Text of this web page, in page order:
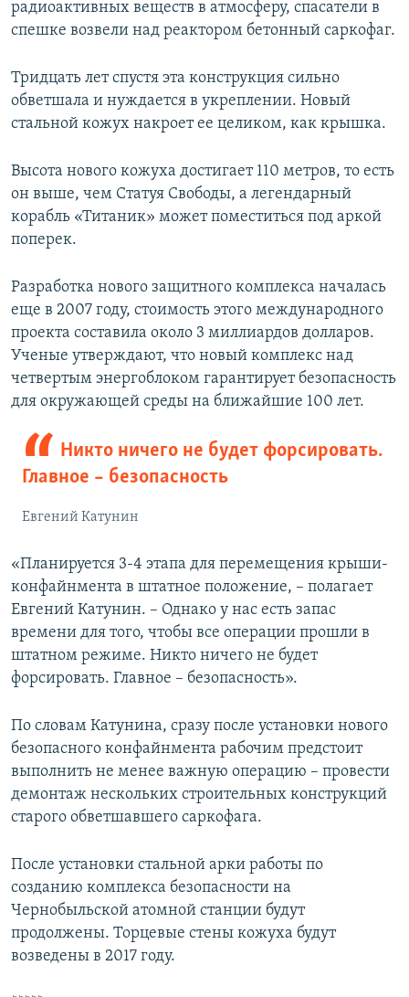
радиоактивных веществ в атмосферу, спасатели в
спешке возвели над реактором бетонный саркофаг.
Тридцать лет спустя эта конструкция сильно
обветшала и нуждается в укреплении. Новый
стальной кожух накроет ее целиком, как крышка.
Высота нового кожуха достигает 110 метров, то есть
он выше, чем Статуя Свободы, а легендарный
корабль «Титаник» может поместиться под аркой
поперек.
Разработка нового защитного комплекса началась
еще в 2007 году, стоимость этого международного
проекта составила около 3 миллиардов долларов.
Ученые утверждают, что новый комплекс над
четвертым энергоблоком гарантирует безопасность
для окружающей среды на ближайшие 100 лет.
Никто ничего не будет форсировать.
Главное – безопасность
Евгений Катунин
«Планируется 3-4 этапа для перемещения крыши-
конфайнмента в штатное положение, – полагает
Евгений Катунин. – Однако у нас есть запас
времени для того, чтобы все операции прошли в
штатном режиме. Никто ничего не будет
форсировать. Главное – безопасность».
По словам Катунина, сразу после установки нового
безопасного конфайнмента рабочим предстоит
выполнить не менее важную операцию – провести
демонтаж нескольких строительных конструкций
старого обветшавшего саркофага.
После установки стальной арки работы по
созданию комплекса безопасности на
Чернобыльской атомной станции будут
продолжены. Торцевые стены кожуха будут
возведены в 2017 году.